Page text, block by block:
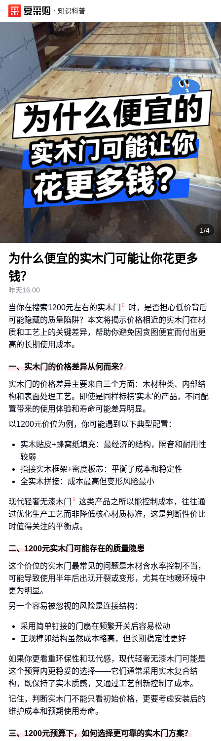
· 知识科普
1/4
为什么便宜的实木门可能让你花更多
钱？
昨天16:00
当你在搜索1200元左右的实木门
时，是否担心低价背后
可能隐藏的质量陷阱？本文将揭示价格相近的实木门在材
质和工艺上的关键差异，帮助你避免因贪图便宜而付出更
高的长期使用成本。
一、实木门的价格差异从何而来？
实木门的价格差异主要来自三个方面：木材种类、内部结
构和表面处理工艺。即使是同样标榜'实木'的产品，不同配
置带来的使用体验和寿命可能差异明显。
以1200元价位为例，你可能遇到以下典型配置：
实木贴皮+蜂窝纸填充：最经济的结构，隔音和耐用性
较弱
指接实木框架+密度板芯：平衡了成本和稳定性
全实木拼接：成本最高但变形风险最小
现代轻奢无漆木门
这类产品之所以能控制成本，往往通
过优化生产工艺而非降低核心材质标准，这是判断性价比
时值得关注的平衡点。
二、1200元实木门可能存在的质量隐患
这个价位的实木门最常见的问题是木材含水率控制不当，
可能导致使用半年后出现开裂或变形，尤其在地暖环境中
更为明显。
另一个容易被忽视的风险是连接结构：
采用简单钉接的门扇在频繁开关后容易松动
正规榫卯结构虽然成本略高，但长期稳定性更好
如果你更看重环保性和现代感，现代轻奢无漆木门可能是
这个预算内更稳妥的选择——它们通常采用实木复合结
构，既保持了实木质感，又通过工艺创新控制了成本。
记住，判断实木门不能只看初始价格，更要考虑安装后的
维护成本和预期使用寿命。
三、1200元预算下，如何选择更可靠的实木门方案？